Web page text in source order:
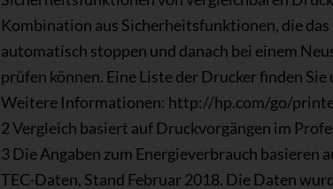
Kombination aus Sicherheitsfunktionen, die
automatisch stoppen und danach bei einem
prüfen können. Eine Liste der Drucker finden
Weitere Informationen: http://hp.com/go/
2 Vergleich basiert auf Druckvorgängen im
3 Die Angaben zum Energieverbrauch basieren
TEC-Daten, Stand Februar 2018. Die Daten